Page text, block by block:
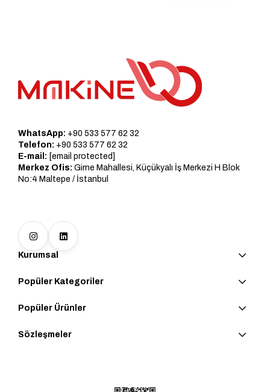
WhatsApp: +90 533 577 62 32
Telefon: +90 533 577 62 32
E-mail: [email protected]
Merkez Ofis: Girne Mahallesi, Küçükyalı İş Merkezi H Blok
No:4 Maltepe / İstanbul
Kurumsal
Popüler Kategoriler
Popüler Ürünler
Sözleşmeler